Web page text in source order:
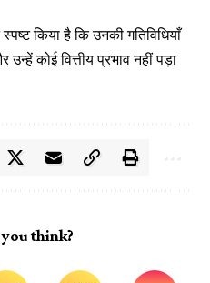
किया है कि उनकी गतिविधियाँ
कोई वित्तीय प्रभाव नहीं पड़ा
think?